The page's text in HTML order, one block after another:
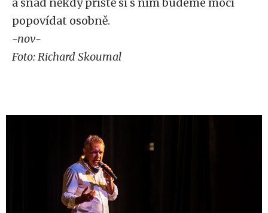
popovídat osobně.
-nov-
Foto: Richard Skoumal